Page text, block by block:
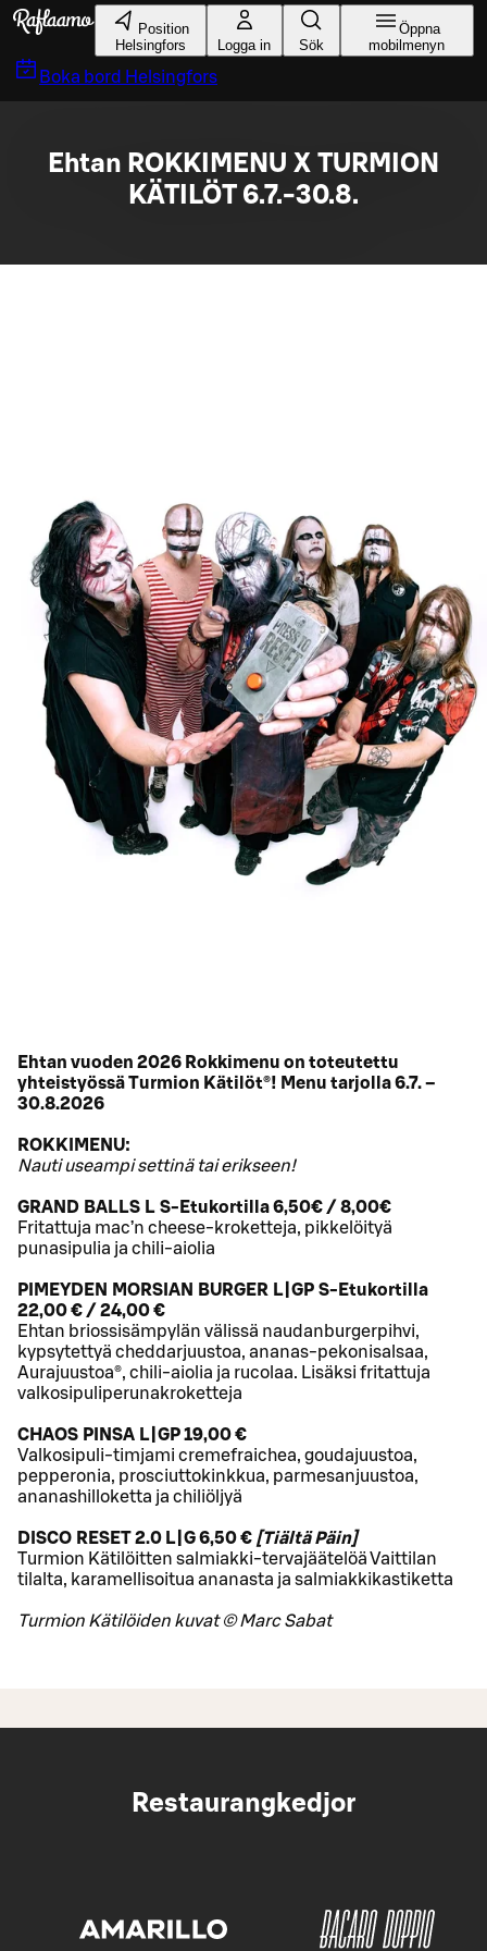
Gå till huvudinnehållet
Position
Helsingfors
Logga in Sök
Öppna
mobilmenyn
Boka bord Helsingfors
Ehtan ROKKIMENU X TURMION
KÄTILÖT 6.7.-30.8.
Ehtan vuoden 2026 Rokkimenu on toteutettu
yhteistyössä Turmion Kätilöt®! Menu tarjolla 6.7. –
30.8.2026
ROKKIMENU:
Nauti useampi settinä tai erikseen!
GRAND BALLS L S-Etukortilla 6,50€ / 8,00€
Fritattuja mac’n cheese-kroketteja, pikkelöityä
punasipulia ja chili-aiolia
PIMEYDEN MORSIAN BURGER L|GP S-Etukortilla
22,00 € / 24,00 €
Ehtan briossisämpylän välissä naudanburgerpihvi,
kypsytettyä cheddarjuustoa, ananas-pekonisalsaa,
Aurajuustoa®, chili-aiolia ja rucolaa. Lisäksi fritattuja
valkosipuliperunakroketteja
CHAOS PINSA L|GP 19,00 €
Valkosipuli-timjami cremefraichea, goudajuustoa,
pepperonia, prosciuttokinkkua, parmesanjuustoa,
ananashilloketta ja chiliöljyä
DISCO RESET 2.0 L|G 6,50 € [Tiältä Päin]
Turmion Kätilöitten salmiakki-tervajäätelöä Vaittilan
tilalta, karamellisoitua ananasta ja salmiakkikastiketta
Turmion Kätilöiden kuvat © Marc Sabat
Restaurangkedjor